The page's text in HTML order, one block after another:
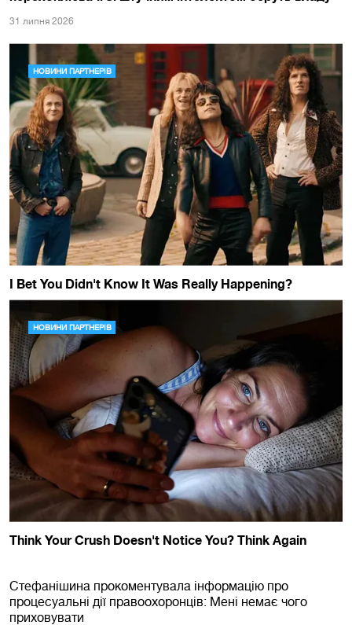
31 липня 2026
Стефанішина прокоментувала інформацію про
процесуальні дії правоохоронців: Мені немає чого
приховувати